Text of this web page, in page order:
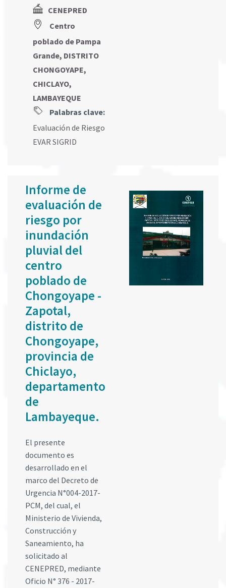
CENEPRED
Centro
poblado de Pampa
Grande, DISTRITO
CHONGOYAPE,
CHICLAYO,
LAMBAYEQUE
Palabras clave:
Evaluación de Riesgo
EVAR SIGRID
Informe de
evaluación de
riesgo por
inundación
pluvial del
centro
poblado de
Chongoyape -
Zapotal,
distrito de
Chongoyape,
provincia de
Chiclayo,
departamento
de
Lambayeque.
El presente
documento es
desarrollado en el
marco del Decreto de
Urgencia N°004-2017-
PCM, del cual, el
Ministerio de Vivienda,
Construcción y
Saneamiento, ha
solicitado al
CENEPRED, mediante
Oficio N° 376 - 2017-